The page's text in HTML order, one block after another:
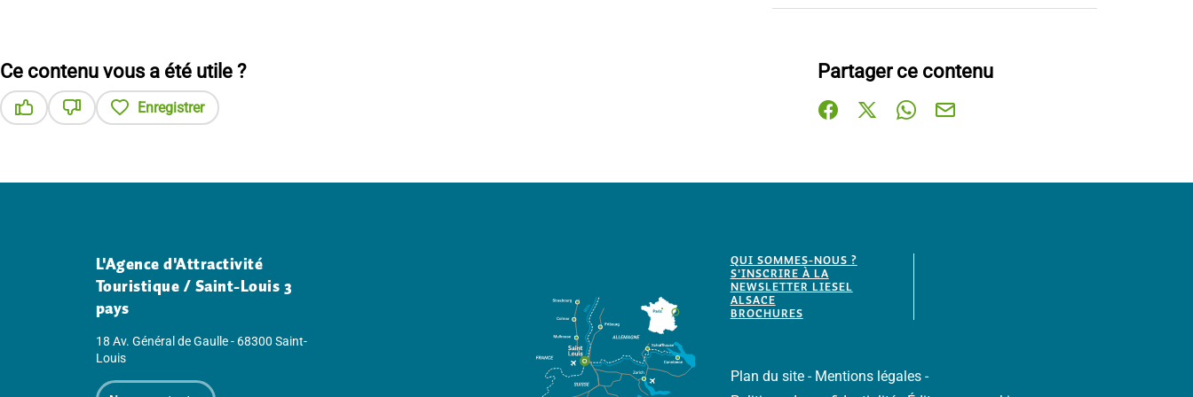
Ce contenu vous a été utile ?
Enregistrer
Partager ce contenu
Partager sur Facebook (nouvelle fenêtre)
Partager sur X / Twitter (nouvelle fenêtre)
Partager sur WhatsApp
Partager par mail
L'Agence d'Attractivité
Touristique / Saint-Louis 3
pays
18 Av. Général de Gaulle - 68300 Saint-
Louis
QUI SOMMES-NOUS ?
S'INSCRIRE À LA
NEWSLETTER LIESEL
ALSACE
BROCHURES
Plan du site - Mentions légales -